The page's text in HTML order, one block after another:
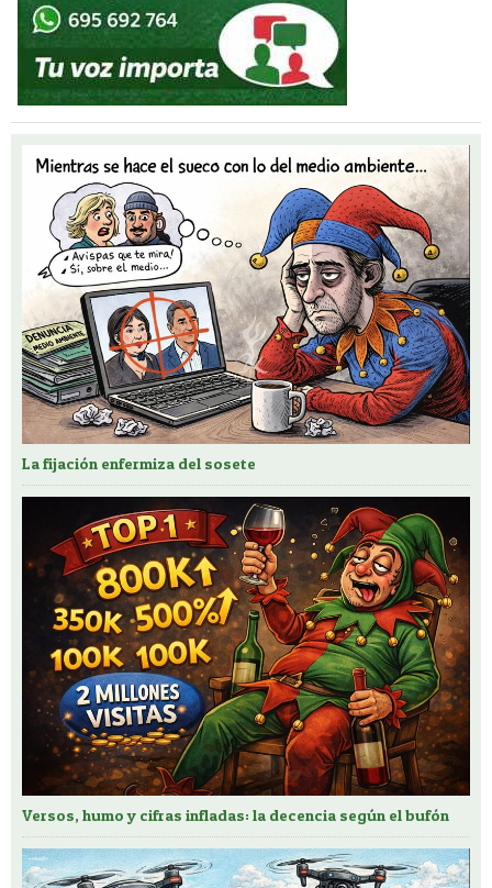
La fijación enfermiza del sosete
Versos, humo y cifras infladas: la decencia según el bufón